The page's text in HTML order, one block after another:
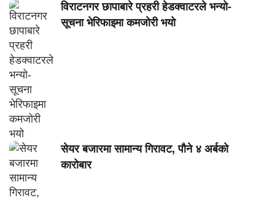
विराटनगर छापाबारे प्रहरी हेडक्वाटरले भन्यो-
सूचना भेरिफाइमा कमजोरी भयो
सेयर बजारमा सामान्य गिरावट, पौने ४ अर्बको
कारोबार